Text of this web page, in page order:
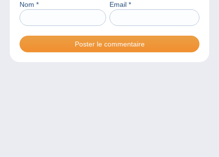
Nom * Email *